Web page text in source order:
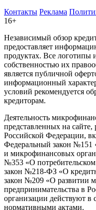
Контакты Реклама
16+
Независимый обзор
предоставляет
продуктах. Все логотипы
собственностью их
является публичной
информационный
условий рекомендуется
кредиторам.
Деятельность
представленных на сайте,
Российской Федерации,
Федеральный закон №151
и микрофинансовых
№353 «О
закон №218-ФЗ «О
закон №209 «О развитии
предпринимательства в
организации действуют в
нормативными актами.